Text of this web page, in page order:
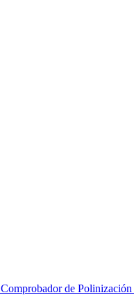
Comprobador de Polinización